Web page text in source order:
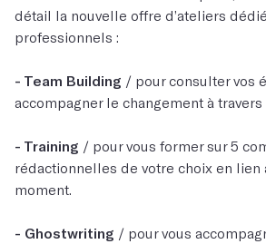
détail la nouvelle offre d’ateliers
professionnels :
- Team Building / pour consulter vos
accompagner le changement à
- Training / pour vous former sur 5
rédactionnelles de votre choix en lien
moment.
- Ghostwriting / pour vous